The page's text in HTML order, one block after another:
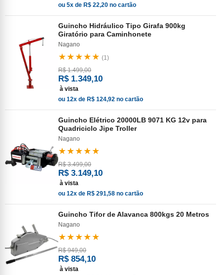
ou 5x de R$ 22,20 no cartão
Guincho Hidráulico Tipo Girafa 900kg
Giratório para Caminhonete
Nagano
★★★★★ (1)
R$ 1.499,00
R$ 1.349,10
à vista
ou 12x de R$ 124,92 no cartão
Guincho Elétrico 20000LB 9071 KG 12v para
Quadriciclo Jipe Troller
Nagano
★★★★★
R$ 3.499,00
R$ 3.149,10
à vista
ou 12x de R$ 291,58 no cartão
Guincho Tifor de Alavanca 800kgs 20 Metros
Nagano
★★★★★
R$ 949,00
R$ 854,10
à vista